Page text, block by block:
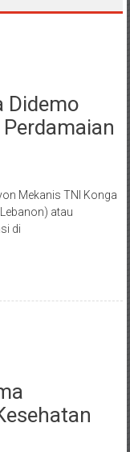
Didemo
Mekanis TNI Konga
atau
di